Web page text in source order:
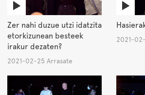
Zer nahi duzue utzi idatzita
etorkizunean besteek
irakur dezaten?
2021-02-25 Arrasate
2021-